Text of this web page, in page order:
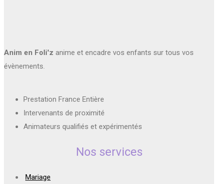
Anim en Foli'z anime et encadre vos enfants sur tous vos
évènements.
Prestation France Entière
Intervenants de proximité
Animateurs qualifiés et expérimentés
Nos services
Mariage